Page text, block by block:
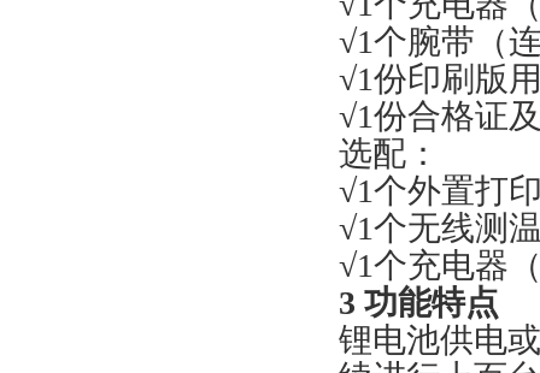
√1个腕带（
√1份印刷版
√1份合格证
选配：
√1个外置打
√1个无线测
√1个充电器
3 功能特点
锂电池供电